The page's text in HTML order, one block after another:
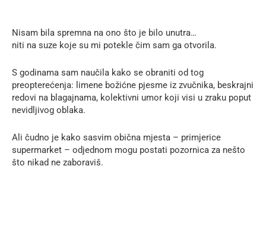
Nisam bila spremna na ono što je bilo unutra…
niti na suze koje su mi potekle čim sam ga otvorila.
S godinama sam naučila kako se obraniti od tog
preopterećenja: limene božićne pjesme iz zvučnika, beskrajni
redovi na blagajnama, kolektivni umor koji visi u zraku poput
nevidljivog oblaka.
Ali čudno je kako sasvim obična mjesta – primjerice
supermarket – odjednom mogu postati pozornica za nešto
što nikad ne zaboraviš.